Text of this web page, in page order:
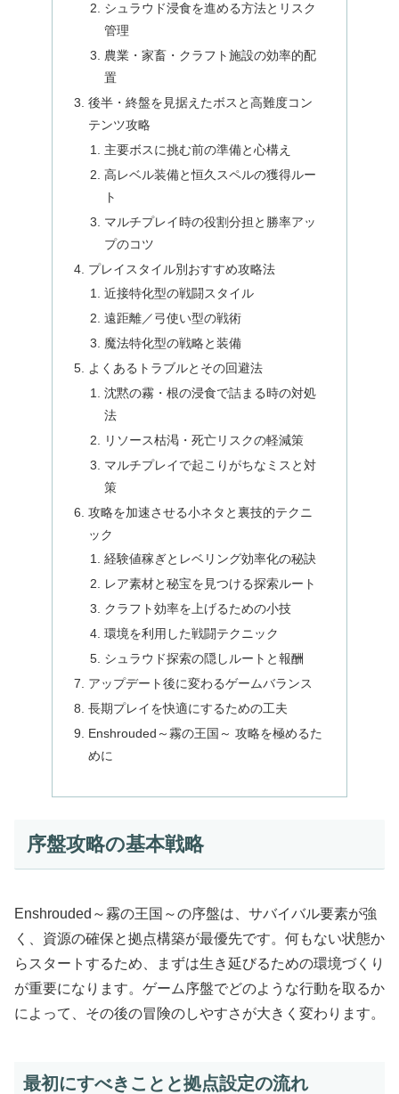
シュラウド浸食を進める方法とリスク
管理
農業・家畜・クラフト施設の効率的配
置
後半・終盤を見据えたボスと高難度コン
テンツ攻略
主要ボスに挑む前の準備と心構え
高レベル装備と恒久スペルの獲得ルー
ト
マルチプレイ時の役割分担と勝率アッ
プのコツ
プレイスタイル別おすすめ攻略法
近接特化型の戦闘スタイル
遠距離／弓使い型の戦術
魔法特化型の戦略と装備
よくあるトラブルとその回避法
沈黙の霧・根の浸食で詰まる時の対処
法
リソース枯渇・死亡リスクの軽減策
マルチプレイで起こりがちなミスと対
策
攻略を加速させる小ネタと裏技的テクニ
ック
経験値稼ぎとレベリング効率化の秘訣
レア素材と秘宝を見つける探索ルート
クラフト効率を上げるための小技
環境を利用した戦闘テクニック
シュラウド探索の隠しルートと報酬
アップデート後に変わるゲームバランス
長期プレイを快適にするための工夫
Enshrouded～霧の王国～ 攻略を極めるた
めに
序盤攻略の基本戦略
Enshrouded～霧の王国～の序盤は、サバイバル要素が強
く、資源の確保と拠点構築が最優先です。何もない状態か
らスタートするため、まずは生き延びるための環境づくり
が重要になります。ゲーム序盤でどのような行動を取るか
によって、その後の冒険のしやすさが大きく変わります。
最初にすべきことと拠点設定の流れ